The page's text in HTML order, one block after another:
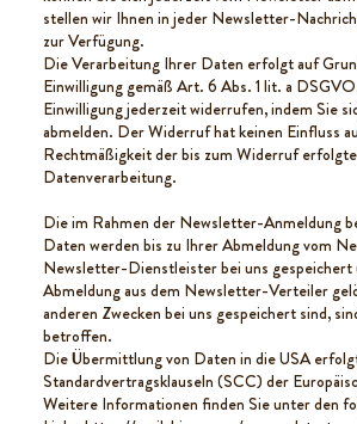
stellen wir Ihnen in jeder Newsletter-
zur Verfügung.
Die Verarbeitung Ihrer Daten erfolgt auf
Einwilligung gemäß Art. 6 Abs. 1 lit. a
Einwilligung jederzeit widerrufen, indem Sie
abmelden. Der Widerruf hat keinen Einfluss
Rechtmäßigkeit der bis zum Widerruf
Datenverarbeitung.
Die im Rahmen der Newsletter-Anmeldung
Daten werden bis zu Ihrer Abmeldung vom
Newsletter-Dienstleister bei uns gespeichert
Abmeldung aus dem Newsletter-Verteiler
anderen Zwecken bei uns gespeichert sind,
betroffen.
Die Übermittlung von Daten in die USA
Standardvertragsklauseln (SCC) der
Weitere Informationen finden Sie unter den